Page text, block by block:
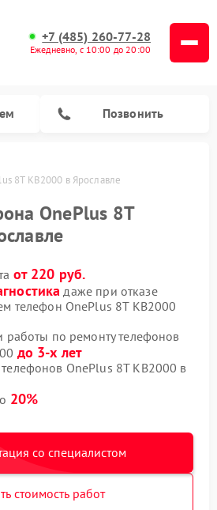
+7 (485) 260-77-28
Ежедневно, с 10:00 до 20:00
Позвонить
8T KB2000 в Ярославле
OnePlus 8T
от 220 руб.
даже при отказе
телефон OnePlus 8T KB2000
работы по ремонту телефонов
до 3-х лет
OnePlus 8T KB2000 в
20%
со специалистом
стоимость работ